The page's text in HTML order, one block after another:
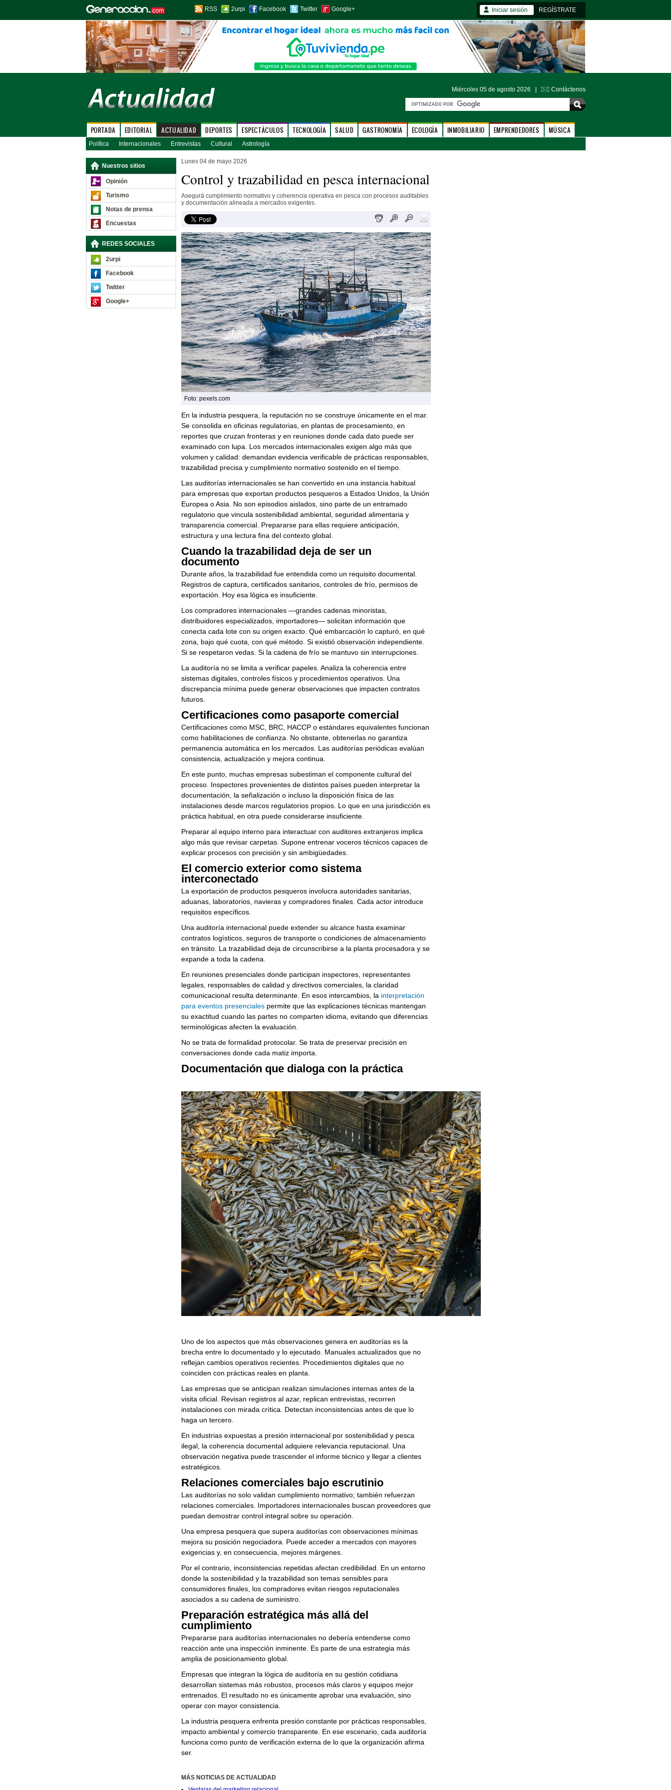
RSS 2urpi Facebook Twitter Google+ Iniciar sesión REGÍSTRATE
Miércoles 05 de agosto 2026 | Contáctenos
PORTADA EDITORIAL ACTUALIDAD DEPORTES ESPECTÁCULOS TECNOLOGÍA SALUD GASTRONOMÍA ECOLOGÍA INMOBILIARIO EMPRENDEDORES MÚSICA
Política Internacionales Entrevistas Cultural Astrología
Nuestros sitios
Opinión
Turismo
Notas de prensa
Encuestas
REDES SOCIALES
2urpi
Facebook
Twitter
Google+
Lunes 04 de mayo 2026
Control y trazabilidad en pesca internacional
Asegurá cumplimiento normativo y coherencia operativa en pesca con procesos auditables
y documentación alineada a mercados exigentes.
Foto: pexels.com
En la industria pesquera, la reputación no se construye únicamente en el mar.
Se consolida en oficinas regulatorias, en plantas de procesamiento, en
reportes que cruzan fronteras y en reuniones donde cada dato puede ser
examinado con lupa. Los mercados internacionales exigen algo más que
volumen y calidad: demandan evidencia verificable de prácticas responsables,
trazabilidad precisa y cumplimiento normativo sostenido en el tiempo.
Las auditorías internacionales se han convertido en una instancia habitual
para empresas que exportan productos pesqueros a Estados Unidos, la Unión
Europea o Asia. No son episodios aislados, sino parte de un entramado
regulatorio que vincula sostenibilidad ambiental, seguridad alimentaria y
transparencia comercial. Prepararse para ellas requiere anticipación,
estructura y una lectura fina del contexto global.
Cuando la trazabilidad deja de ser un
documento
Durante años, la trazabilidad fue entendida como un requisito documental.
Registros de captura, certificados sanitarios, controles de frío, permisos de
exportación. Hoy esa lógica es insuficiente.
Los compradores internacionales —grandes cadenas minoristas,
distribuidores especializados, importadores— solicitan información que
conecta cada lote con su origen exacto. Qué embarcación lo capturó, en qué
zona, bajo qué cuota, con qué método. Si existió observación independiente.
Si se respetaron vedas. Si la cadena de frío se mantuvo sin interrupciones.
La auditoría no se limita a verificar papeles. Analiza la coherencia entre
sistemas digitales, controles físicos y procedimientos operativos. Una
discrepancia mínima puede generar observaciones que impacten contratos
futuros.
Certificaciones como pasaporte comercial
Certificaciones como MSC, BRC, HACCP o estándares equivalentes funcionan
como habilitaciones de confianza. No obstante, obtenerlas no garantiza
permanencia automática en los mercados. Las auditorías periódicas evalúan
consistencia, actualización y mejora continua.
En este punto, muchas empresas subestiman el componente cultural del
proceso. Inspectores provenientes de distintos países pueden interpretar la
documentación, la señalización o incluso la disposición física de las
instalaciones desde marcos regulatorios propios. Lo que en una jurisdicción es
práctica habitual, en otra puede considerarse insuficiente.
Preparar al equipo interno para interactuar con auditores extranjeros implica
algo más que revisar carpetas. Supone entrenar voceros técnicos capaces de
explicar procesos con precisión y sin ambigüedades.
El comercio exterior como sistema
interconectado
La exportación de productos pesqueros involucra autoridades sanitarias,
aduanas, laboratorios, navieras y compradores finales. Cada actor introduce
requisitos específicos.
Una auditoría internacional puede extender su alcance hasta examinar
contratos logísticos, seguros de transporte o condiciones de almacenamiento
en tránsito. La trazabilidad deja de circunscribirse a la planta procesadora y se
expande a toda la cadena.
En reuniones presenciales donde participan inspectores, representantes
legales, responsables de calidad y directivos comerciales, la claridad
comunicacional resulta determinante. En esos intercambios, la interpretación
para eventos presencialespermite que las explicaciones técnicas mantengan
su exactitud cuando las partes no comparten idioma, evitando que diferencias
terminológicas afecten la evaluación.
No se trata de formalidad protocolar. Se trata de preservar precisión en
conversaciones donde cada matiz importa.
Documentación que dialoga con la práctica
Uno de los aspectos que más observaciones genera en auditorías es la
brecha entre lo documentado y lo ejecutado. Manuales actualizados que no
reflejan cambios operativos recientes. Procedimientos digitales que no
coinciden con prácticas reales en planta.
Las empresas que se anticipan realizan simulaciones internas antes de la
visita oficial. Revisan registros al azar, replican entrevistas, recorren
instalaciones con mirada crítica. Detectan inconsistencias antes de que lo
haga un tercero.
En industrias expuestas a presión internacional por sostenibilidad y pesca
ilegal, la coherencia documental adquiere relevancia reputacional. Una
observación negativa puede trascender el informe técnico y llegar a clientes
estratégicos.
Relaciones comerciales bajo escrutinio
Las auditorías no solo validan cumplimiento normativo; también refuerzan
relaciones comerciales. Importadores internacionales buscan proveedores que
puedan demostrar control integral sobre su operación.
Una empresa pesquera que supera auditorías con observaciones mínimas
mejora su posición negociadora. Puede acceder a mercados con mayores
exigencias y, en consecuencia, mejores márgenes.
Por el contrario, inconsistencias repetidas afectan credibilidad. En un entorno
donde la sostenibilidad y la trazabilidad son temas sensibles para
consumidores finales, los compradores evitan riesgos reputacionales
asociados a su cadena de suministro.
Preparación estratégica más allá del
cumplimiento
Prepararse para auditorías internacionales no debería entenderse como
reacción ante una inspección inminente. Es parte de una estrategia más
amplia de posicionamiento global.
Empresas que integran la lógica de auditoría en su gestión cotidiana
desarrollan sistemas más robustos, procesos más claros y equipos mejor
entrenados. El resultado no es únicamente aprobar una evaluación, sino
operar con mayor consistencia.
La industria pesquera enfrenta presión constante por prácticas responsables,
impacto ambiental y comercio transparente. En ese escenario, cada auditoría
funciona como punto de verificación externa de lo que la organización afirma
ser.
MÁS NOTICIAS DE ACTUALIDAD